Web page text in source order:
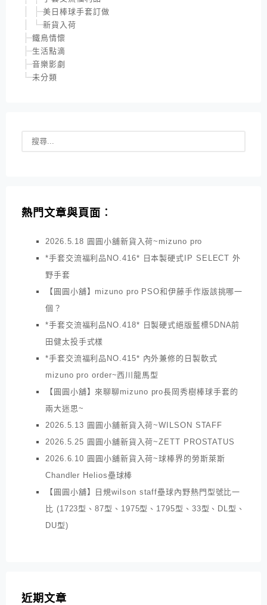
美日棒球手套訂做
新貨入荷
鐵鳥情懷
生活點滴
音樂影劇
未分類
熱門文章與頁面︰
2026.5.18 圓圓小舖新貨入荷~mizuno pro
*手套交流福利品NO.416* 日本製硬式IP SELECT 外
野手套
【圓圓小舖】mizuno pro PSO和伊藤手作版該挑哪一
個？
*手套交流福利品NO.418* 日製硬式絕版藍標5DNA前
田健太投手式樣
*手套交流福利品NO.415* 內外兼修的日製軟式
mizuno pro order~西川龍馬型
【圓圓小舖】來聊聊mizuno pro長岡秀樹棒球手套的
兩大迷思~
2026.5.13 圓圓小舖新貨入荷~WILSON STAFF
2026.5.25 圓圓小舖新貨入荷~ZETT PROSTATUS
2026.6.10 圓圓小舖新貨入荷~球棒界的勞斯萊斯
Chandler Helios壘球棒
【圓圓小舖】日規wilson staff壘球內野熱門型號比一
比 (1723型、87型、1975型、1795型、33型、DL型、
DU型)
近期文章